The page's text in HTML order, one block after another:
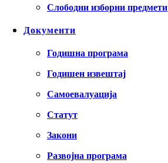
Слободни изборни предмети
Документи
Годишна програма
Годишен извештај
Самоевалуација
Статут
Закони
Развојна програма